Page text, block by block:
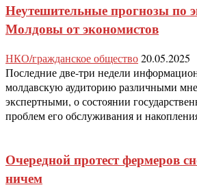
Неутешительные прогнозы по
Молдовы от экономистов
НКО/гражданское общество20.05.2025
Последние две-три недели
молдавскую аудиторию различными
экспертными, о состоянии
проблем его обслуживания и
Очередной протест фермеров
ничем